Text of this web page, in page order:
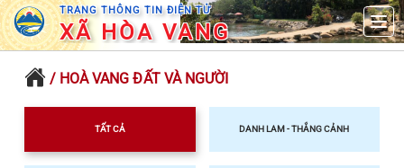
TRANG THÔNG TIN ĐIỆN TỬ
XÃ HÒA VANG
/ HOÀ VANG ĐẤT VÀ NGƯỜI
TẤT CẢ DANH LAM - THẮNG CẢNH